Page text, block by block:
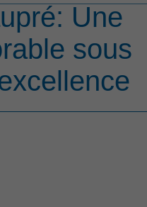
Une
sous